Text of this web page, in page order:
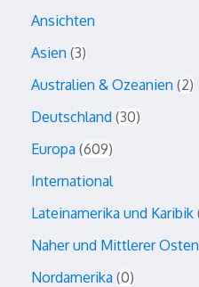
Ansichten
Asien 3
Australien & Ozeanien 2
Deutschland 30
Europa 609
International
Lateinamerika und Karibik
Naher und Mittlerer Osten
Nordamerika 0